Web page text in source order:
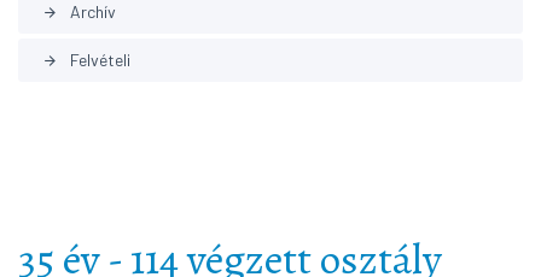
Korábbi eredmények
arrow_forward Archív
arrow_forward Felvételi
35 év - 114 végzett osztály